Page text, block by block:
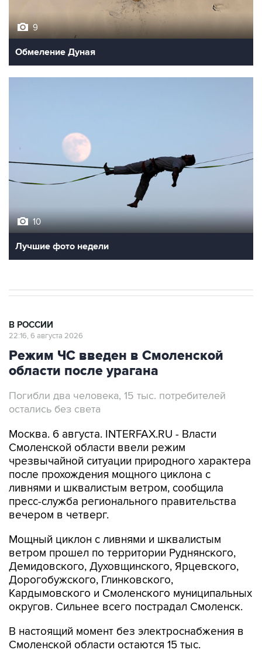
9
Обмеление Дуная
10
Лучшие фото недели
В РОССИИ
22:16, 6 августа 2026
Режим ЧС введен в Смоленской
области после урагана
Погибли два человека, 15 тыс. потребителей
остались без света
Москва. 6 августа. INTERFAX.RU - Власти
Смоленской области ввели режим
чрезвычайной ситуации природного характера
после прохождения мощного циклона с
ливнями и шквалистым ветром, сообщила
пресс-служба регионального правительства
вечером в четверг.
Мощный циклон с ливнями и шквалистым
ветром прошел по территории Руднянского,
Демидовского, Духовщинского, Ярцевского,
Дорогобужского, Глинковского,
Кардымовского и Смоленского муниципальных
округов. Сильнее всего пострадал Смоленск.
В настоящий момент без электроснабжения в
Смоленской области остаются 15 тыс.